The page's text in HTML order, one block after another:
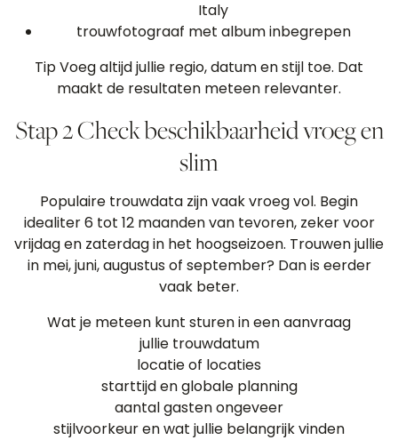
Italy
trouwfotograaf met album inbegrepen
Tip Voeg altijd jullie regio, datum en stijl toe. Dat
maakt de resultaten meteen relevanter.
Stap 2 Check beschikbaarheid vroeg en
slim
Populaire trouwdata zijn vaak vroeg vol. Begin
idealiter 6 tot 12 maanden van tevoren, zeker voor
vrijdag en zaterdag in het hoogseizoen. Trouwen jullie
in mei, juni, augustus of september? Dan is eerder
vaak beter.
Wat je meteen kunt sturen in een aanvraag
jullie trouwdatum
locatie of locaties
starttijd en globale planning
aantal gasten ongeveer
stijlvoorkeur en wat jullie belangrijk vinden